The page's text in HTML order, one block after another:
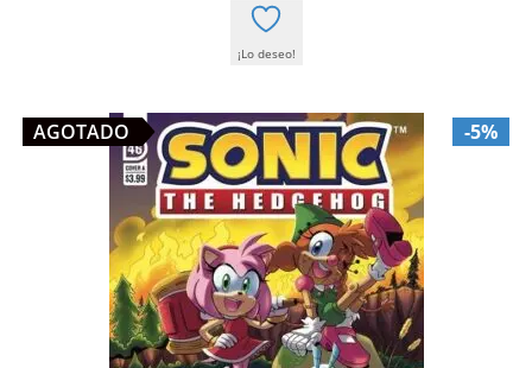
¡Lo deseo!
-5%
AGOTADO